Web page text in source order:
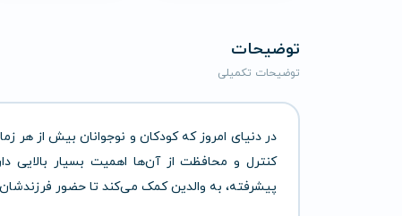
توضیحات
توضیحات تکمیلی
در دنیای امروز که کودکان و نوجوانان بیش از هر
کنترل و محافظت از آن‌ها اهمیت بسیار بالایی
پیشرفته، به والدین کمک می‌کند تا حضور